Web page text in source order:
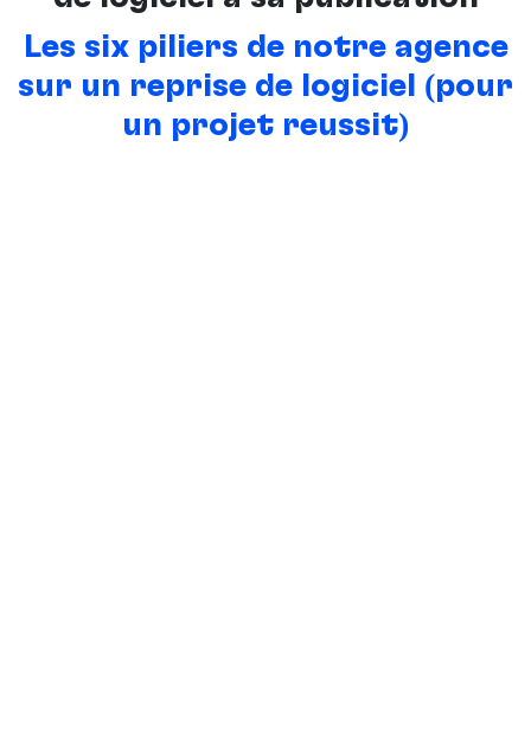
Les six piliers de notre agence
sur un reprise de logiciel (pour
un projet réussit)